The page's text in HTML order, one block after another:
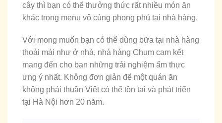
cây thì bạn có thể thưởng thức rất nhiều món ăn
khác trong menu vô cùng phong phú tại nhà hàng.
Với mong muốn bạn có thể dùng bữa tại nhà hàng
thoải mái như ở nhà, nhà hàng Chum cam kết
mang đến cho bạn những trải nghiệm ẩm thực
ưng ý nhất. Không đơn giản để một quán ăn
không phải thuần Việt có thể tồn tại và phát triển
tại Hà Nội hơn 20 năm.